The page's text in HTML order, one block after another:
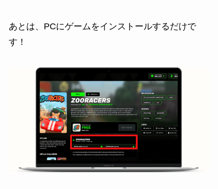
あとは、PCにゲームをインストールするだけで
す！